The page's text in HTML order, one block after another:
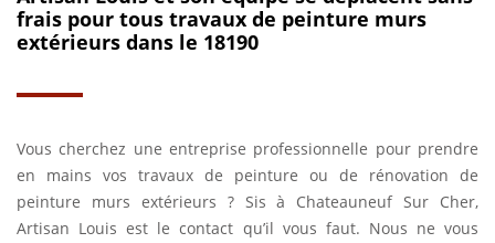
frais pour tous travaux de peinture murs
extérieurs dans le 18190
Vous cherchez une entreprise professionnelle pour prendre
en mains vos travaux de peinture ou de rénovation de
peinture murs extérieurs ? Sis à Chateauneuf Sur Cher,
Artisan Louis est le contact qu’il vous faut. Nous ne vous